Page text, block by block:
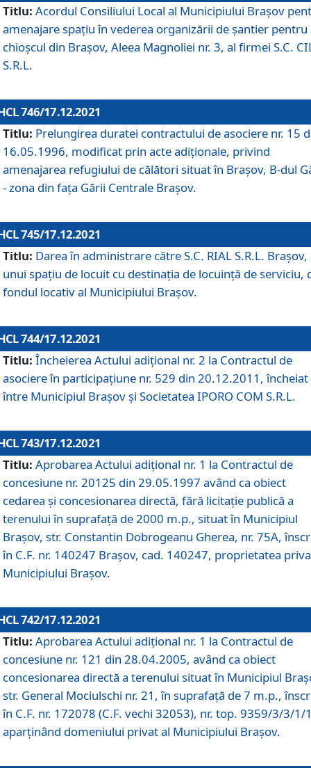
Titlu: Acordul Consiliului Local al Municipiului Braşov
amenajare spațiu în vederea organizării de șantier pentru
chioșcul din Brașov, Aleea Magnoliei nr. 3, al firmei S.C.
S.R.L.
746/17.12.2021
Titlu: Prelungirea duratei contractului de asociere nr. 15
16.05.1996, modificat prin acte adiționale, privind
amenajarea refugiului de călători situat în Brașov, B-dul
- zona din faţa Gării Centrale Brașov.
745/17.12.2021
Titlu: Darea în administrare către S.C. RIAL S.R.L. Brașov,
unui spațiu de locuit cu destinația de locuință de serviciu,
fondul locativ al Municipiului Brașov.
744/17.12.2021
Titlu: Încheierea Actului adițional nr. 2 la Contractul de
asociere în participațiune nr. 529 din 20.12.2011, încheiat
între Municipiul Brașov și Societatea IPORO COM S.R.L.
743/17.12.2021
Titlu: Aprobarea Actului adiţional nr. 1 la Contractul de
concesiune nr. 20125 din 29.05.1997 având ca obiect
cedarea și concesionarea directă, fără licitație publică a
terenului în suprafață de 2000 m.p., situat în Municipiul
Brașov, str. Constantin Dobrogeanu Gherea, nr. 75A,
în C.F. nr. 140247 Brașov, cad. 140247, proprietatea
Municipiului Brașov.
742/17.12.2021
Titlu: Aprobarea Actului adiţional nr. 1 la Contractul de
concesiune nr. 121 din 28.04.2005, având ca obiect
concesionarea directă a terenului situat în Municipiul
str. General Mociulschi nr. 21, în suprafață de 7 m.p.,
în C.F. nr. 172078 (C.F. vechi 32053), nr. top. 9359/3/3/1/
aparținând domeniului privat al Municipiului Brașov.